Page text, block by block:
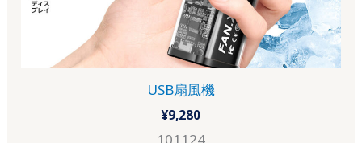
USB扇風機
¥9,280